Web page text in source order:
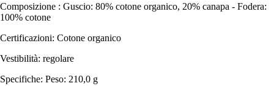
Composizione : Guscio: 80% cotone organico, 20% canapa - Fodera:
100% cotone
Certificazioni: Cotone organico
Vestibilità: regolare
Specifiche: Peso: 210,0 g